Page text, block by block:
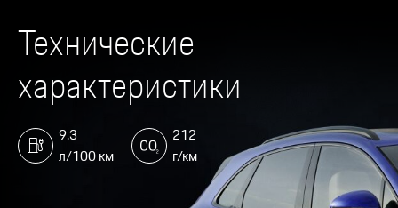
Технические
характеристики
9.3
л/100 км
212
г/км